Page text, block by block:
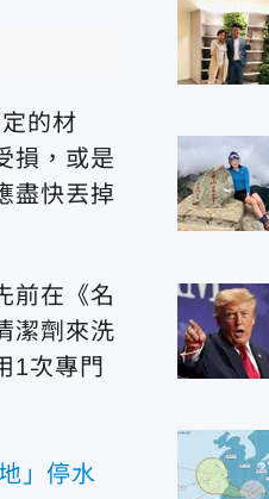
的材
損，或是
盡快丟掉
前在《名
潔劑來洗
1次專門
」停水